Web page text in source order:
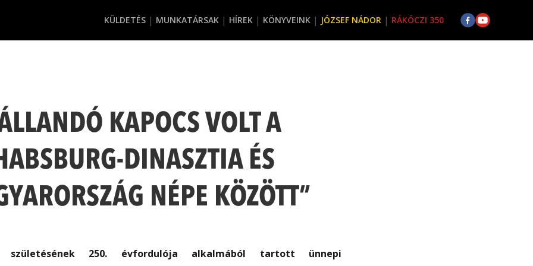
KÜLDETÉS MUNKATÁRSAK HÍREK KÖNYVEINK JÓZSEF NÁDOR RÁKÓCZI 350
KAPOCS VOLT A
DINASZTIA ÉS
NÉPE KÖZÖTT”
születésének 250. évfordulója alkalmából tartott ünnepi